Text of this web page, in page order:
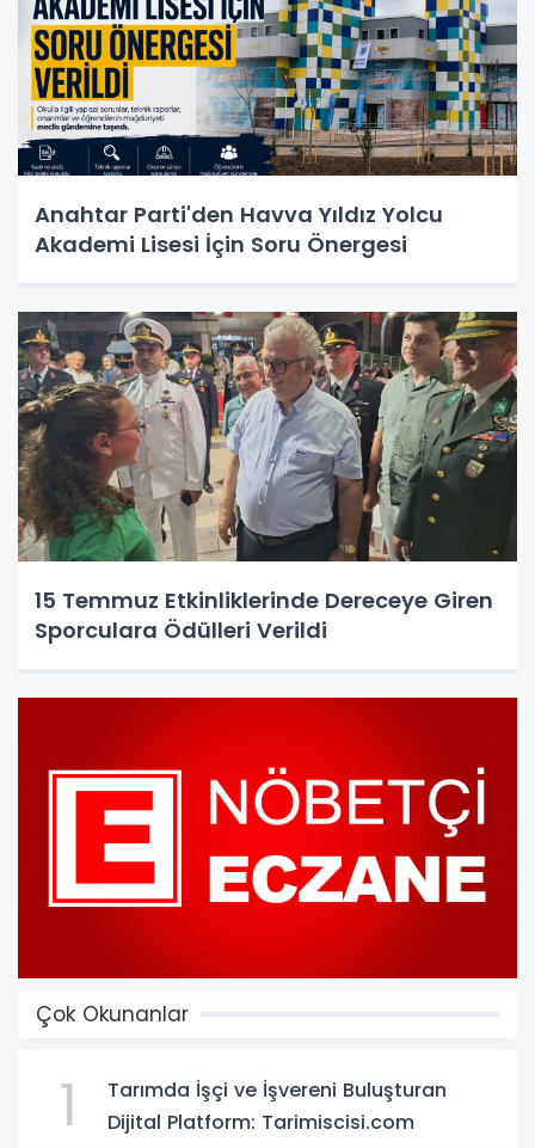
Anahtar Parti'den Havva Yıldız Yolcu
Akademi Lisesi İçin Soru Önergesi
15 Temmuz Etkinliklerinde Dereceye Giren
Sporculara Ödülleri Verildi
Çok Okunanlar
1
Tarımda İşçi ve İşvereni Buluşturan
Dijital Platform: Tarimiscisi.com